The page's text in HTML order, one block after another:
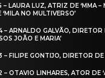
LAURA LUZ, ATRIZ DE ‘MMA –
NO MULTIVERSO’
– ARNALDO GALVÃO,
JOÃO E MARIA’
FILIPE GONTIJO, DIRETOR DE
OTAVIO LINHARES, ATOR DE